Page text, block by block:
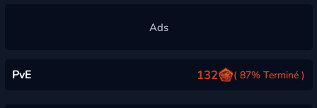
PvE 132 ( 87% Terminé )